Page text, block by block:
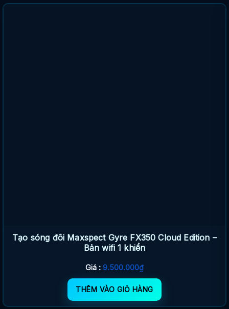
Tạo sóng đôi Maxspect Gyre FX350 Cloud Edition –
Bản wifi 1 khiển
Giá : 9.500.000₫
THÊM VÀO GIỎ HÀNG